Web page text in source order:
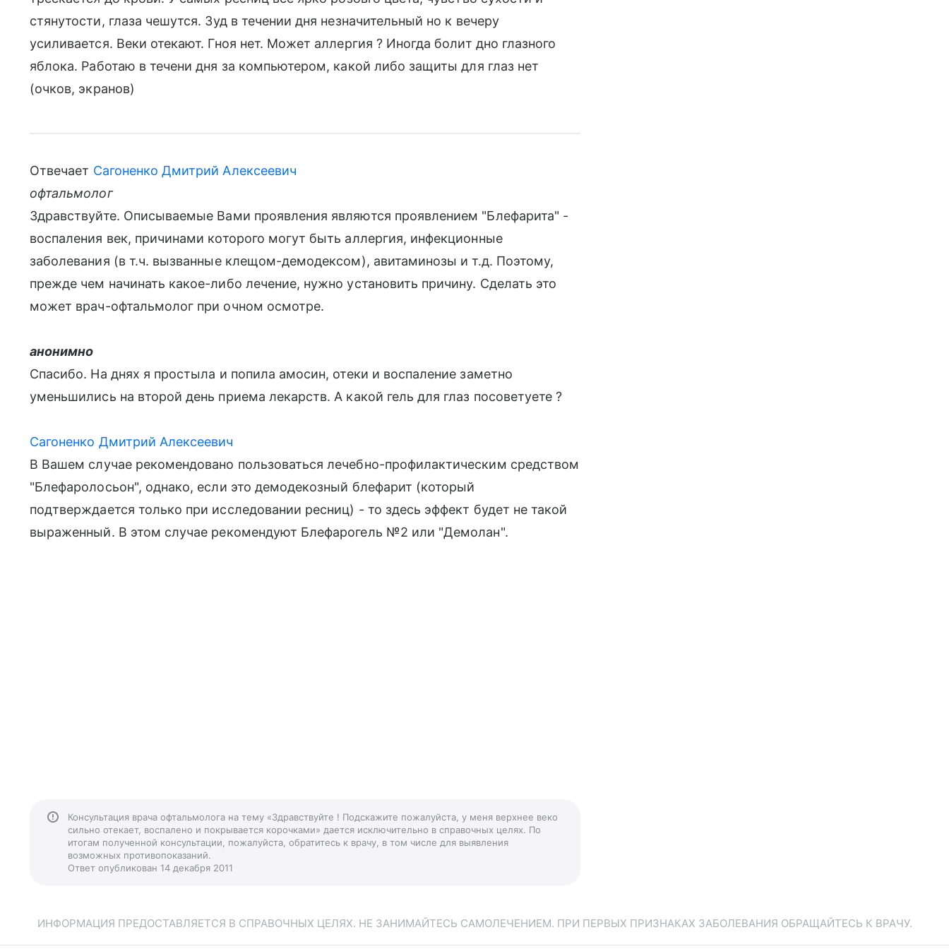
стянутости, глаза чешутся. Зуд в течении дня незначительный но к вечеру
усиливается. Веки отекают. Гноя нет. Может аллергия ? Иногда болит дно глазного
яблока. Работаю в течени дня за компьютером, какой либо защиты для глаз нет
(очков, экранов)
Отвечает Сагоненко Дмитрий Алексеевич
офтальмолог
Здравствуйте. Описываемые Вами проявления являются проявлением "Блефарита" -
воспаления век, причинами которого могут быть аллергия, инфекционные
заболевания (в т.ч. вызванные клещом-демодексом), авитаминозы и т.д. Поэтому,
прежде чем начинать какое-либо лечение, нужно установить причину. Сделать это
может врач-офтальмолог при очном осмотре.
анонимно
Спасибо. На днях я простыла и попила амосин, отеки и воспаление заметно
уменьшились на второй день приема лекарств. А какой гель для глаз посоветуете ?
Сагоненко Дмитрий Алексеевич
В Вашем случае рекомендовано пользоваться лечебно-профилактическим средством
"Блефаролосьон", однако, если это демодекозный блефарит (который
подтверждается только при исследовании ресниц) - то здесь эффект будет не такой
выраженный. В этом случае рекомендуют Блефарогель №2 или "Демолан".
Консультация врача офтальмолога на тему «Здравствуйте ! Подскажите пожалуйста, у меня верхнее веко
сильно отекает, воспалено и покрывается корочками» дается исключительно в справочных целях. По
итогам полученной консультации, пожалуйста, обратитесь к врачу, в том числе для выявления
возможных противопоказаний.
Ответ опубликован 14 декабря 2011
ИНФОРМАЦИЯ ПРЕДОСТАВЛЯЕТСЯ В СПРАВОЧНЫХ ЦЕЛЯХ. НЕ ЗАНИМАЙТЕСЬ САМОЛЕЧЕНИЕМ. ПРИ ПЕРВЫХ ПРИЗНАКАХ ЗАБОЛЕВАНИЯ ОБРАЩАЙТЕСЬ К ВРАЧУ.